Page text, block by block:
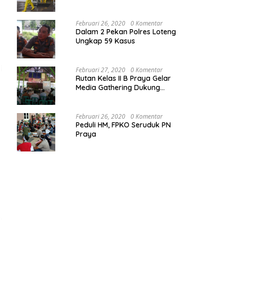
Februari 26, 2020 0 Komentar
Dalam 2 Pekan Polres Loteng
Ungkap 59 Kasus
Februari 27, 2020 0 Komentar
Rutan Kelas II B Praya Gelar
Media Gathering Dukung
Februari 26, 2020 0 Komentar
Peduli HM, FPKO Seruduk PN
Praya